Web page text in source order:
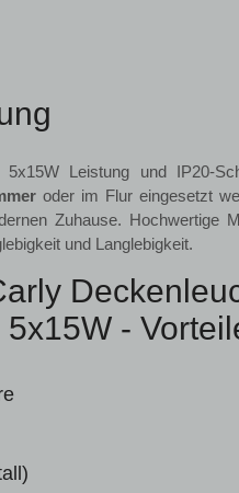
5x15W Leistung und IP20-
oder im Flur eingesetzt
Zuhause. Hochwertige
und Langlebigkeit.
-